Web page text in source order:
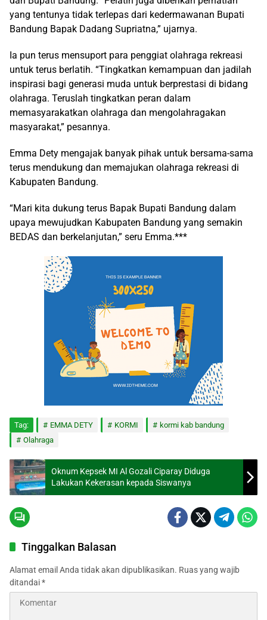
yang tentunya tidak terlepas dari kedermawanan Bupati
Bandung Bapak Dadang Supriatna,” ujarnya.
Ia pun terus mensuport para penggiat olahraga rekreasi
untuk terus berlatih. “Tingkatkan kemampuan dan jadilah
inspirasi bagi generasi muda untuk berprestasi di bidang
olahraga. Teruslah tingkatkan peran dalam
memasyarakatkan olahraga dan mengolahragakan
masyarakat,” pesannya.
Emma Dety mengajak banyak pihak untuk bersama-sama
terus mendukung dan memajukan olahraga rekreasi di
Kabupaten Bandung.
“Mari kita dukung terus Bapak Bupati Bandung dalam
upaya mewujudkan Kabupaten Bandung yang semakin
BEDAS dan berkelanjutan,” seru Emma.***
Tag: EMMA DETY KORMI
kormi kab bandung
Olahraga
Oknum Kepsek MI Al Gozali Ciparay Diduga
Lakukan Kekerasan kepada Siswanya
Tinggalkan Balasan
Alamat email Anda tidak akan dipublikasikan. Ruas yang wajib
ditandai*